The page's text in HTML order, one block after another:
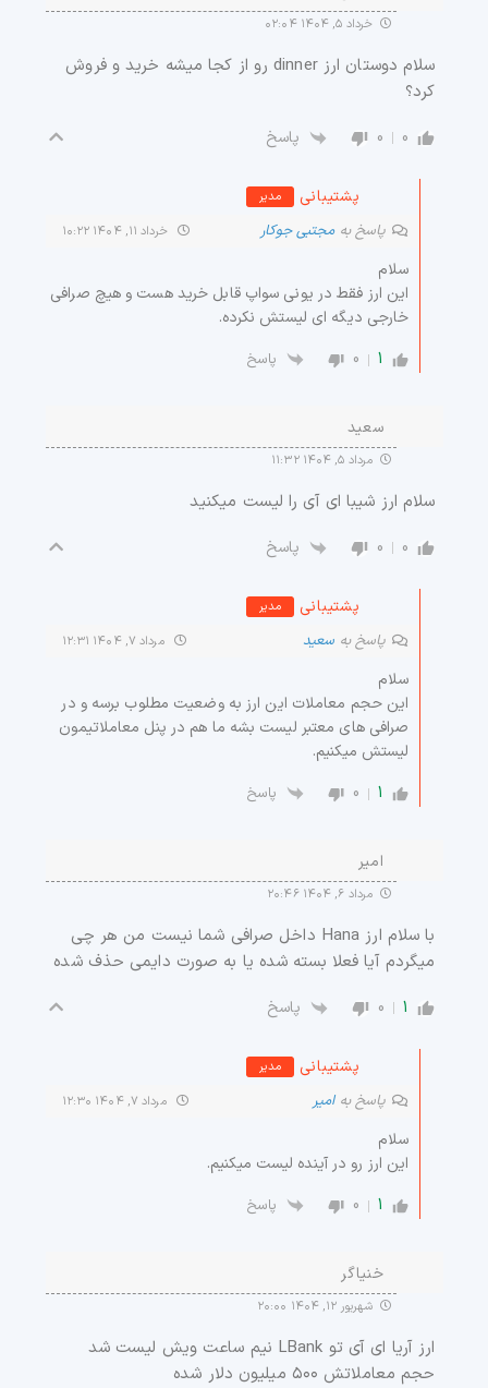
خرداد ۵, ۱۴۰۴ ۰۲:۰۴
سلام دوستان ارز dinner رو از کجا میشه خرید و فروش
کرد؟
0
0 پاسخ
پشتیبانی مدیر
پاسخ بهمجتبی جوکار خرداد ۱۱, ۱۴۰۴ ۱۰:۲۲
سلام
این ارز فقط در یونی سواپ قابل خرید هست و هیچ صرافی
خارجی دیگه ای لیستش نکرده.
1
0 پاسخ
سعید
مرداد ۵, ۱۴۰۴ ۱۱:۳۲
سلام ارز شیبا ای آی را لیست میکنید
0
0 پاسخ
پشتیبانی مدیر
پاسخ به سعید مرداد ۷, ۱۴۰۴ ۱۲:۳۱
سلام
این حجم معاملات این ارز به وضعیت مطلوب برسه و در
صرافی های معتبر لیست بشه ما هم در پنل معاملاتیمون
لیستش میکنیم.
1
0 پاسخ
امیر
مرداد ۶, ۱۴۰۴ ۲۰:۴۶
با سلام ارز Hana داخل صرافی شما نیست من هر چی
میگردم آیا فعلا بسته شده یا به صورت دایمی حذف شده
1
0 پاسخ
پشتیبانی مدیر
پاسخ بهامیر مرداد ۷, ۱۴۰۴ ۱۲:۳۰
سلام
این ارز رو در آینده لیست میکنیم.
1
0 پاسخ
خنیاگر
شهریور ۱۲, ۱۴۰۴ ۲۰:۰۰
ارز آریا ای آی تو LBank نیم ساعت ویش لیست شد
حجم معاملاتش ۵۰۰ میلیون دلار شده